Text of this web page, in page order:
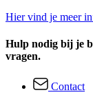
Hier vind je meer
Hulp nodig bij je
vragen.
Contact